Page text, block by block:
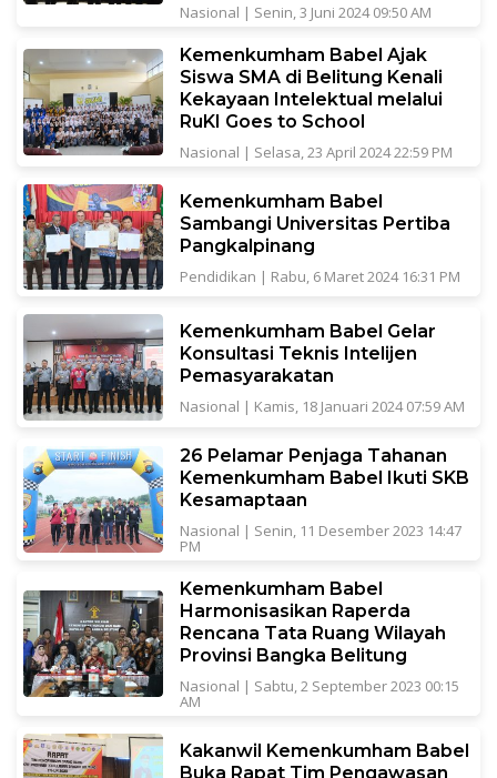
Nasional | Senin, 3 Juni 2024 09:50 AM
Kemenkumham Babel Ajak
Siswa SMA di Belitung Kenali
Kekayaan Intelektual melalui
RuKI Goes to School
Nasional | Selasa, 23 April 2024 22:59 PM
Kemenkumham Babel
Sambangi Universitas Pertiba
Pangkalpinang
Pendidikan | Rabu, 6 Maret 2024 16:31 PM
Kemenkumham Babel Gelar
Konsultasi Teknis Intelijen
Pemasyarakatan
Nasional | Kamis, 18 Januari 2024 07:59 AM
26 Pelamar Penjaga Tahanan
Kemenkumham Babel Ikuti SKB
Kesamaptaan
Nasional | Senin, 11 Desember 2023 14:47
PM
Kemenkumham Babel
Harmonisasikan Raperda
Rencana Tata Ruang Wilayah
Provinsi Bangka Belitung
Nasional | Sabtu, 2 September 2023 00:15
AM
Kakanwil Kemenkumham Babel
Buka Rapat Tim Pengawasan